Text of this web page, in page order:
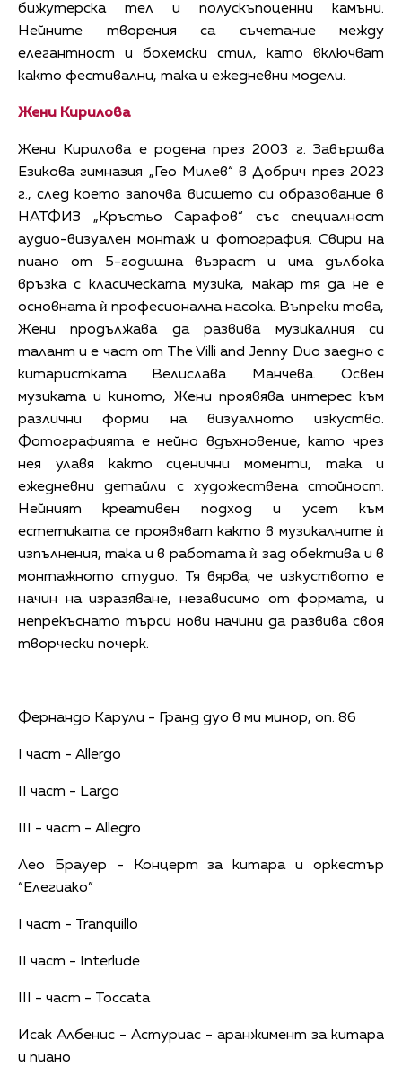
бижутерска тел и полускъпоценни камъни.
Нейните творения са съчетание между
елегантност и бохемски стил, като включват
както фестивални, така и ежедневни модели.
Жени Кирилова
Жени Кирилова е родена през 2003 г. Завършва
Езикова гимназия „Гео Милев“ в Добрич през 2023
г., след което започва висшето си образование в
НАТФИЗ „Кръстьо Сарафов“ със специалност
аудио-визуален монтаж и фотография. Свири на
пиано от 5-годишна възраст и има дълбока
връзка с класическата музика, макар тя да не е
основната ѝ професионална насока. Въпреки това,
Жени продължава да развива музикалния си
талант и е част от The Villi and Jenny Duo заедно с
китаристката Велислава Манчева. Освен
музиката и киното, Жени проявява интерес към
различни форми на визуалното изкуство.
Фотографията е нейно вдъхновение, като чрез
нея улавя както сценични моменти, така и
ежедневни детайли с художествена стойност.
Нейният креативен подход и усет към
естетиката се проявяват както в музикалните ѝ
изпълнения, така и в работата ѝ зад обектива и в
монтажното студио. Тя вярва, че изкуството е
начин на изразяване, независимо от формата, и
непрекъснато търси нови начини да развива своя
творчески почерк.
Фернандо Карули - Гранд дуо в ми минор, оп. 86
I част - Allergo
II част - Largo
III - част - Allegro
Лео Брауер - Концерт за китара и оркестър
“Елегиако”
I част - Tranquillo
II част - Interlude
III - част - Toccata
Исак Албенис - Астуриас - аранжимент за китара
и пиано